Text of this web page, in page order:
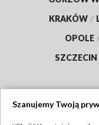
KRAKÓW /
OPOLE
SZCZECIN
Szanujemy Twoją